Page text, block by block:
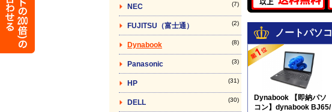
NEC (7)
FUJITSU（富士通） (2)
Dynabook (8)
Panasonic (3)
HP (31)
DELL (30)
ノートパソ
Dynabook 【即納パソ
コン】dynabook BJ65/